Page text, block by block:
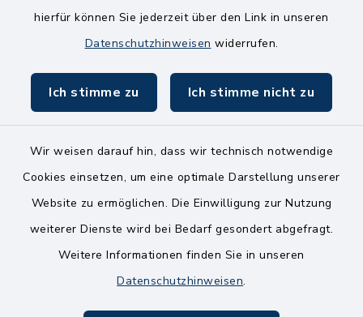
hierfür können Sie jederzeit über den Link in unseren
Datenschutzhinweisen widerrufen.
Ich stimme zu Ich stimme nicht zu
Wir weisen darauf hin, dass wir technisch notwendige
Cookies einsetzen, um eine optimale Darstellung unserer
Website zu ermöglichen. Die Einwilligung zur Nutzung
weiterer Dienste wird bei Bedarf gesondert abgefragt.
Weitere Informationen finden Sie in unseren
Datenschutzhinweisen.
Freitag
8.00-11.00 Uhr
Kontakt
Barrierefreiheit